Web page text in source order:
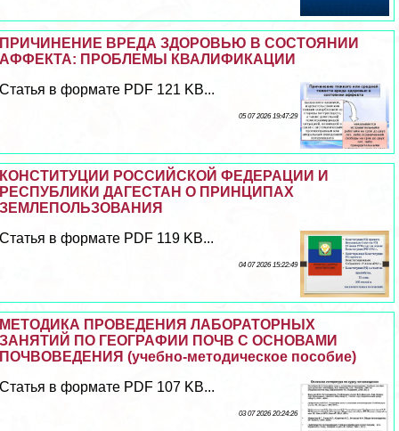
ПРИЧИНЕНИЕ ВРЕДА ЗДОРОВЬЮ В СОСТОЯНИИ
АФФЕКТА: ПРОБЛЕМЫ КВАЛИФИКАЦИИ
Статья в формате PDF 121 KB...
05 07 2026 19:47:29
КОНСТИТУЦИИ РОССИЙСКОЙ ФЕДЕРАЦИИ И
РЕСПУБЛИКИ ДАГЕСТАН О ПРИНЦИПАХ
ЗЕМЛЕПОЛЬЗОВАНИЯ
Статья в формате PDF 119 KB...
04 07 2026 15:22:49
МЕТОДИКА ПРОВЕДЕНИЯ ЛАБОРАТОРНЫХ
ЗАНЯТИЙ ПО ГЕОГРАФИИ ПОЧВ С ОСНОВАМИ
ПОЧВОВЕДЕНИЯ (учебно-методическое пособие)
Статья в формате PDF 107 KB...
03 07 2026 20:24:26